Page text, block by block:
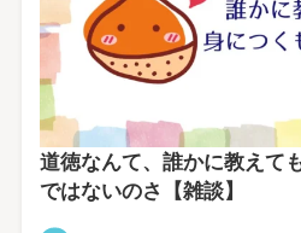
道徳なんて、誰かに教えて
ではないのさ【雑談】